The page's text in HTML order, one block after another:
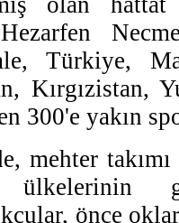
Türkiye,
Kırgızistan,
300'e yakın
mehter
ülkelerinin
önce